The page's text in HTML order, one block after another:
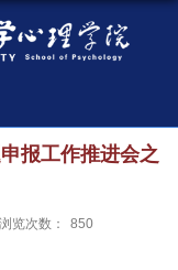
报工作推进会之
浏览次数： 850